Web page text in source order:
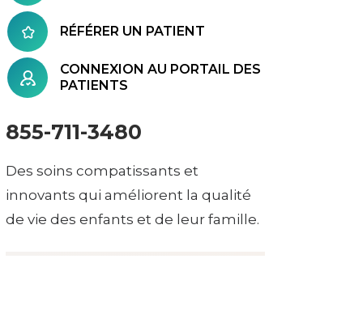
RÉFÉRER UN PATIENT
CONNEXION AU PORTAIL DES
PATIENTS
855-711-3480
Des soins compatissants et
innovants qui améliorent la qualité
de vie des enfants et de leur famille.